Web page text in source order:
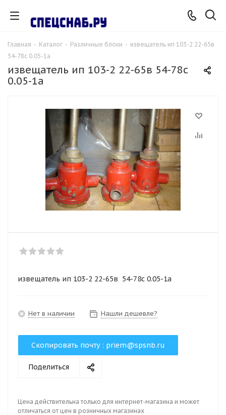
Главная - Каталог - Различные блоки - извещатель ип 103-2 22-65в
54-78с 0.05-1а
извещатель ип 103-2 22-65в 54-78с
0.05-1а
извещатель ип 103-2 22-65в 54-78с 0.05-1а
Нет в наличии Нашли дешевле?
Скопировать почту : priem@spsnb.ru
Поделиться
Цена действительна только для интернет-магазина и может
отличаться от цен в розничных магазинах